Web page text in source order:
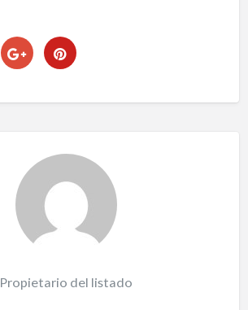
Propietario del listado